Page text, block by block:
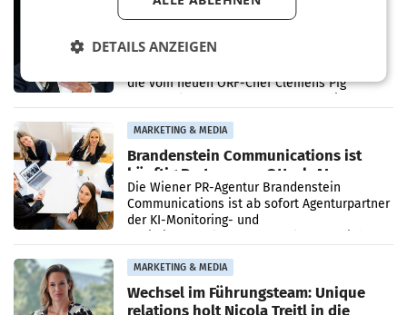
Stiftungsrat Lederer wehrt sich in
Mehrere Themen beschäftigen derzeit den
die vom neuen ORF-Chef Clemens Pig
MARKETING & MEDIA
Brandenstein Communications ist
künftig Partner von OtterlyAI
Die Wiener PR-Agentur Brandenstein
Communications ist ab sofort Agenturpartner
der KI-Monitoring- und
MARKETING & MEDIA
Wechsel im Führungsteam: Unique
relations holt Nicola Treitl in die
DETAILS ANZEIGEN